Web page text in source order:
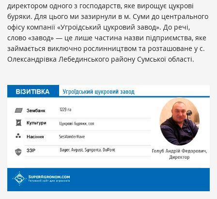
директором одного з господарств, яке вирощує цукрові
буряки. Для цього ми зазирнули в м. Суми до центрального
офісу компанії «Угроїдський цукровий завод». До речі,
слово «завод» — це лише частина назви підприємства, яке
займається виключно рослинництвом та розташоване у с.
Олександрівка Лебединського району Сумської області.